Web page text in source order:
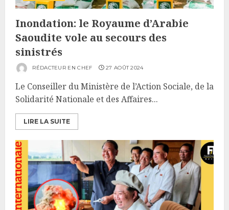
Inondation: le Royaume d’Arabie
Saoudite vole au secours des
sinistrés
RÉDACTEUR EN CHEF 27 AOÛT 2024
Le Conseiller du Ministère de l’Action Sociale, de la
Solidarité Nationale et des Affaires...
LIRE LA SUITE